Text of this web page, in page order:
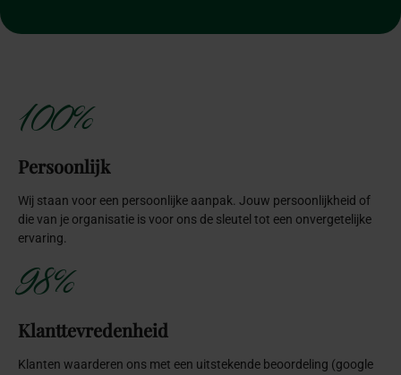
100%
Persoonlijk
Wij staan voor een persoonlijke aanpak. Jouw persoonlijkheid of
die van je organisatie is voor ons de sleutel tot een onvergetelijke
ervaring.
98%
Klanttevredenheid
Klanten waarderen ons met een uitstekende beoordeling (google